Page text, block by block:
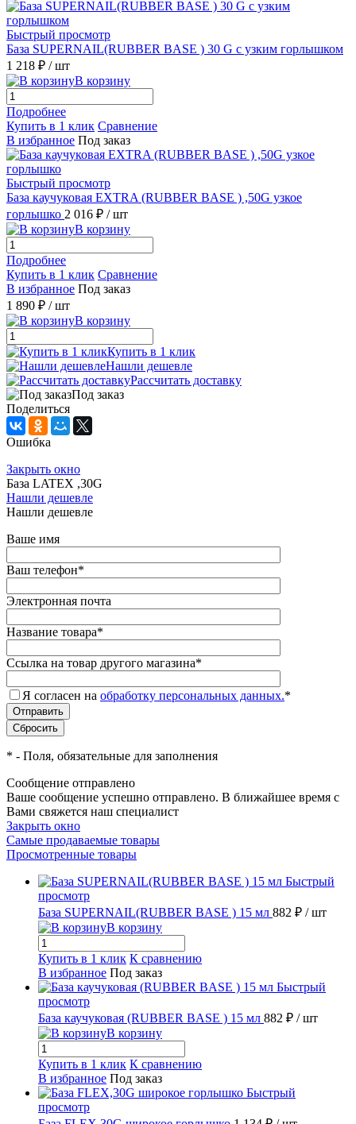
Быстрый просмотр
База SUPERNAIL(RUBBER BASE ) 30 G с узким горлышком
1 218 ₽ / шт
В корзину
Подробнее
Купить в 1 клик Сравнение
В избранное Под заказ
Быстрый просмотр
База каучуковая EXTRA (RUBBER BASE ) ,50G узкое
горлышко 2 016 ₽ / шт
В корзину
Подробнее
Купить в 1 клик Сравнение
В избранное Под заказ
1 890 ₽ / шт
В корзину
Купить в 1 клик
Нашли дешевле
Рассчитать доставку
Под заказ
Поделиться
Ошибка
Закрыть окно
База LATEX ,30G
Нашли дешевле
Нашли дешевле
Ваше имя
Ваш телефон*
Электронная почта
Название товара*
Ссылка на товар другого магазина*
Я согласен на обработку персональных данных.*
* - Поля, обязательные для заполнения
Сообщение отправлено
Ваше сообщение успешно отправлено. В ближайшее время с
Вами свяжется наш специалист
Закрыть окно
Самые продаваемые товары
Просмотренные товары
Быстрый
просмотр
База SUPERNAIL(RUBBER BASE ) 15 мл 882 ₽ / шт
В корзину
Купить в 1 клик К сравнению
В избранное Под заказ
Быстрый
просмотр
База каучуковая (RUBBER BASE ) 15 мл 882 ₽ / шт
В корзину
Купить в 1 клик К сравнению
В избранное Под заказ
Быстрый
просмотр